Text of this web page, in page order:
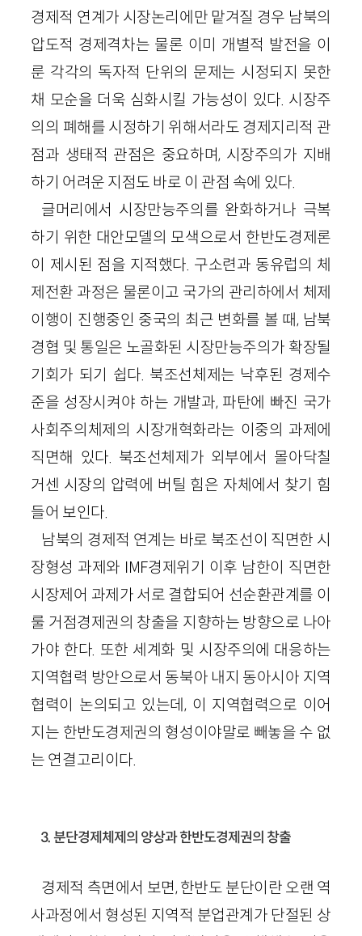
경제적 연계가 시장논리에만 맡겨질 경우 남북의
압도적 경제격차는 물론 이미 개별적 발전을 이
룬 각각의 독자적 단위의 문제는 시정되지 못한
채 모순을 더욱 심화시킬 가능성이 있다. 시장주
의의 폐해를 시정하기 위해서라도 경제지리적 관
점과 생태적 관점은 중요하며, 시장주의가 지배
하기 어려운 지점도 바로 이 관점 속에 있다.
글머리에서 시장만능주의를 완화하거나 극복
하기 위한 대안모델의 모색으로서 한반도경제론
이 제시된 점을 지적했다. 구소련과 동유럽의 체
제전환 과정은 물론이고 국가의 관리하에서 체제
이행이 진행중인 중국의 최근 변화를 볼 때, 남북
경협 및 통일은 노골화된 시장만능주의가 확장될
기회가 되기 쉽다. 북조선체제는 낙후된 경제수
준을 성장시켜야 하는 개발과, 파탄에 빠진 국가
사회주의체제의 시장개혁화라는 이중의 과제에
직면해 있다. 북조선체제가 외부에서 몰아닥칠
거센 시장의 압력에 버틸 힘은 자체에서 찾기 힘
들어 보인다.
남북의 경제적 연계는 바로 북조선이 직면한 시
장형성 과제와 IMF경제위기 이후 남한이 직면한
시장제어 과제가 서로 결합되어 선순환관계를 이
룰 거점경제권의 창출을 지향하는 방향으로 나아
가야 한다. 또한 세계화 및 시장주의에 대응하는
지역협력 방안으로서 동북아 내지 동아시아 지역
협력이 논의되고 있는데, 이 지역협력으로 이어
지는 한반도경제권의 형성이야말로 빼놓을 수 없
는 연결고리이다.
3. 분단경제체제의 양상과 한반도경제권의 창출
경제적 측면에서 보면, 한반도 분단이란 오랜 역
사과정에서 형성된 지역적 분업관계가 단절된 상